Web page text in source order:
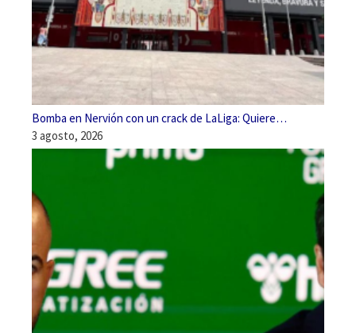
Bomba en Nervión con un crack de LaLiga: Quiere…
3 agosto, 2026